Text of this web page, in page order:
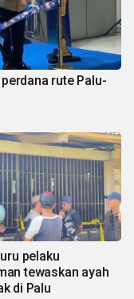
rute Palu-
pelaku
tewaskan ayah
di Palu